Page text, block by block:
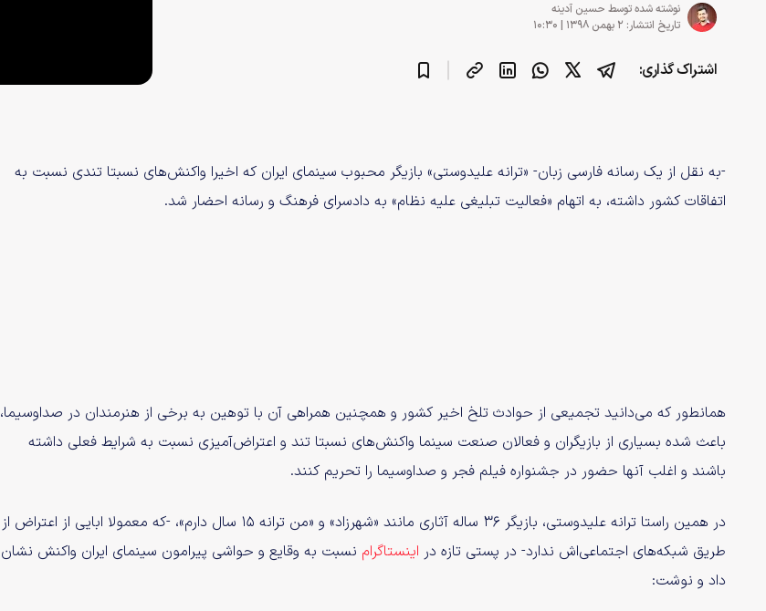
نوشته شده توسط حسین آدینه
تاریخ انتشار: ۲ بهمن ۱۳۹۸ | ۱۰:۳۰
اشتراک گذاری:
-به نقل از یک رسانه فارسی زبان- «ترانه علیدوستی» بازیگر محبوب سینمای ایران که اخیرا واکنش‌های نسبتا تندی نسبت به
اتفاقات کشور داشته، به اتهام «فعالیت تبلیغی علیه نظام» به دادسرای فرهنگ و رسانه احضار شد.
همانطور که می‌دانید تجمیعی از حوادث تلخ اخیر کشور و همچنین همراهی آن با توهین به برخی از هنرمندان در صداوسیما،
باعث شده بسیاری از بازیگران و فعالان صنعت سینما واکنش‌های نسبتا تند و اعتراض‌آمیزی نسبت به شرایط فعلی داشته
باشند و اغلب آنها حضور در جشنواره فیلم فجر و صداوسیما را تحریم کنند.
در همین راستا ترانه علیدوستی، بازیگر ۳۶ ساله آثاری مانند «شهرزاد» و «من ترانه ۱۵ سال دارم»، -که معمولا ابایی از اعتراض از
طریق شبکه‌های اجتماعی‌اش ندارد- در پستی تازه در اینستاگرام نسبت به وقایع و حواشی پیرامون سینمای ایران واکنش نشان
داد و نوشت: